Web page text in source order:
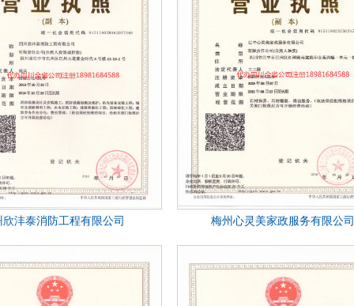
欣沣泰消防工程有限公司 梅州心灵美家政服务有限公司